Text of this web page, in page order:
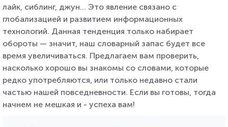
лайк, сиблинг, джун... Это явление связано с
глобализацией и развитием информационных
технологий. Данная тенденция только набирает
обороты — значит, наш словарный запас будет все
время увеличиваться. Предлагаем вам проверить,
насколько хорошо вы знакомы со словами, которые
редко употребляются, или только недавно стали
частью нашей повседневности. Если вы готовы, тогда
начнем не мешкая и - успеха вам!